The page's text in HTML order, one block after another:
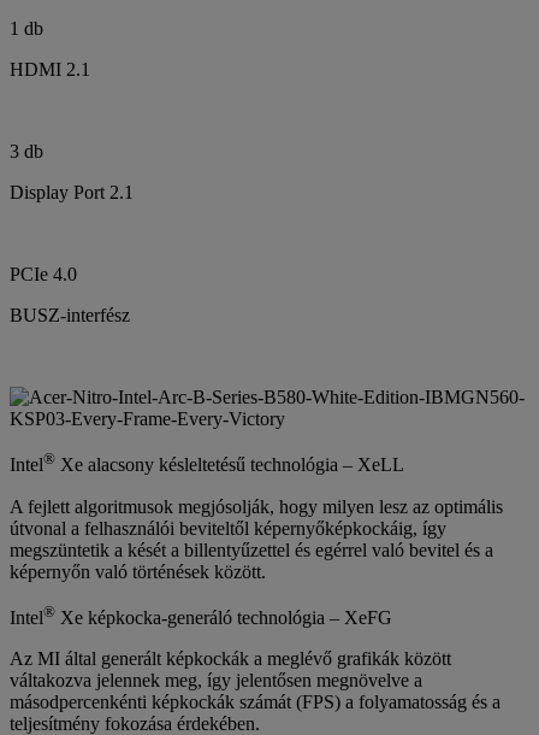
1 db
HDMI 2.1
3 db
Display Port 2.1
PCIe 4.0
BUSZ-interfész
Intel® Xe alacsony késleltetésű technológia – XeLL
A fejlett algoritmusok megjósolják, hogy milyen lesz az optimális
útvonal a felhasználói beviteltől képernyőképkockáig, így
megszüntetik a kését a billentyűzettel és egérrel való bevitel és a
képernyőn való történések között.
Intel® Xe képkocka-generáló technológia – XeFG
Az MI által generált képkockák a meglévő grafikák között
váltakozva jelennek meg, így jelentősen megnövelve a
másodpercenkénti képkockák számát (FPS) a folyamatosság és a
teljesítmény fokozása érdekében.